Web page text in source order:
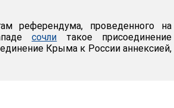
референдума, проведенного на
сочли такое присоединение
Крыма к России аннексией,